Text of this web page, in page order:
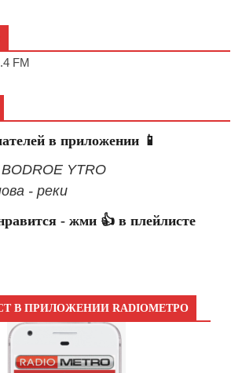
FM
в приложении 📱
YTRO
- реки
- жми 👍 в плейлисте
В ПРИЛОЖЕНИИ RADIOМЕТРО